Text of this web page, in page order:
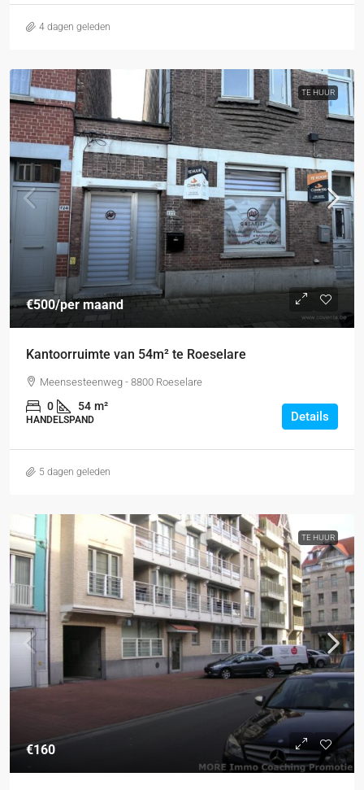
4 dagen geleden
TE HUUR
€500/per maand
Kantoorruimte van 54m² te Roeselare
Meensesteenweg - 8800 Roeselare
0 54 m²
HANDELSPAND Details
5 dagen geleden
TE HUUR
€160